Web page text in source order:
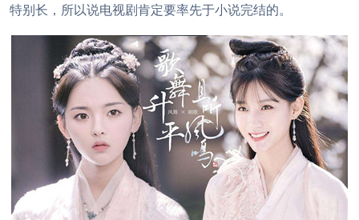
特别长，所以说电视剧肯定要率先于小说完结的。